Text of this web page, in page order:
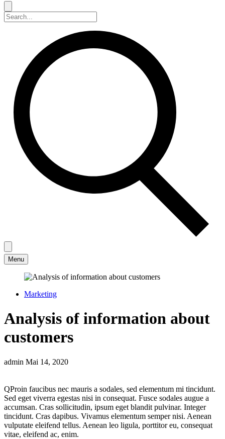
Menu
Marketing
Analysis of information about
customers
admin Mai 14, 2020
QProin faucibus nec mauris a sodales, sed elementum mi tincidunt.
Sed eget viverra egestas nisi in consequat. Fusce sodales augue a
accumsan. Cras sollicitudin, ipsum eget blandit pulvinar. Integer
tincidunt. Cras dapibus. Vivamus elementum semper nisi. Aenean
vulputate eleifend tellus. Aenean leo ligula, porttitor eu, consequat
vitae, eleifend ac, enim.